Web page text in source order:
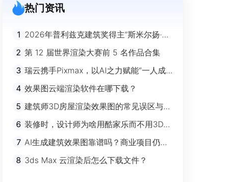
热门资讯
1 2026年普利兹克建筑奖得主“斯米尔扬·拉
迪奇”经典作品欣赏
2 第 12 届世界渲染大赛前 5 名作品合集
3 瑞云携手Pixmax，以AI之力赋能“一人成
4 效果图云端渲染软件在哪下载？
5 建筑师3D房屋渲染效果图的常见误区与规
避指南
6 装修时，设计师为啥用酷家乐而不用3Ds
max？
7 AI生成建筑效果图靠谱吗？商业项目仍离
不开传统渲染
8 3ds Max 云渲染后怎么下载文件？